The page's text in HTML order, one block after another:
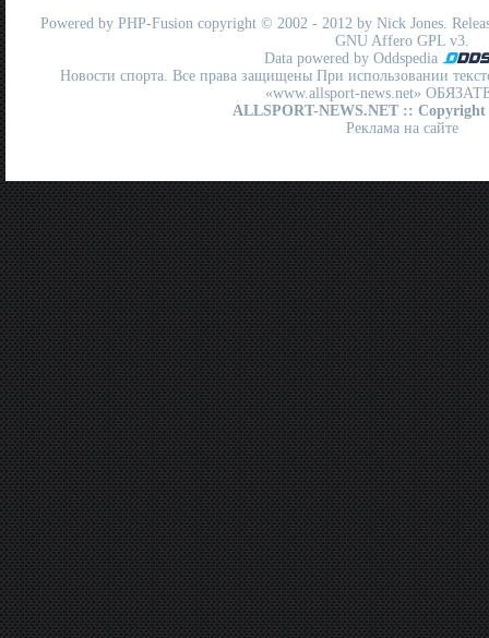
Powered by PHP-Fusion copyright © 2002 - 2012 by Nick Jones.
GNU Affero GPL v3.
Data powered by Oddspedia
Новости спорта. Все права защищены При использовании
«www.allsport-news.net»
ALLSPORT-NEWS.NET :: Copyright
Реклама на сайте